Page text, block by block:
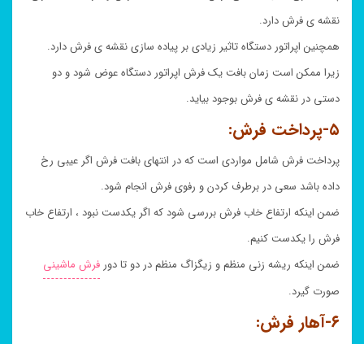
نقشه ی فرش دارد.
همچنین اپراتور دستگاه تاثیر زیادی بر پیاده سازی نقشه ی فرش دارد.
زیرا ممکن است زمان بافت یک فرش اپراتور دستگاه عوض شود و دو
دستی در نقشه ی فرش بوجود بیاید.
۵-پرداخت فرش:
پرداخت فرش شامل مواردی است که در انتهای بافت فرش اگر عیبی رخ
داده باشد سعی در برطرف کردن و رفوی فرش انجام شود.
ضمن اینکه ارتفاع خاب فرش بررسی شود که اگر یکدست نبود ، ارتفاع خاب
فرش را یکدست کنیم.
ضمن اینکه ریشه زنی منظم و زیگزاگ منظم در دو تا دور فرش ماشینی
صورت گیرد.
۶-آهار فرش: